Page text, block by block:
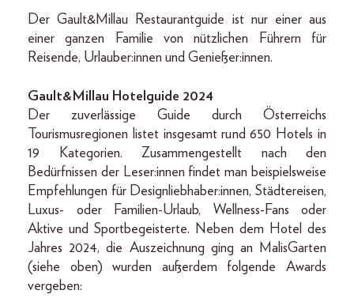
Der Gault&Millau Restaurantguide ist nur einer aus
einer ganzen Familie von nützlichen Führern für
Reisende, Urlauber:innen und Genießer:innen.
Gault&Millau Hotelguide 2024
Der zuverlässige Guide durch Österreichs
Tourismusregionen listet insgesamt rund 650 Hotels in
19 Kategorien. Zusammengestellt nach den
Bedürfnissen der Leser:innen findet man beispielsweise
Empfehlungen für Designliebhaber:innen, Städtereisen,
Luxus- oder Familien-Urlaub, Wellness-Fans oder
Aktive und Sportbegeisterte. Neben dem Hotel des
Jahres 2024, die Auszeichnung ging an MalisGarten
(siehe oben) wurden außerdem folgende Awards
vergeben: